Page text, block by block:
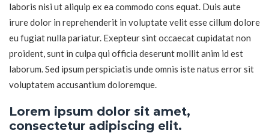
laboris nisi ut aliquip ex ea commodo cons equat. Duis aute
irure dolor in reprehenderit in voluptate velit esse cillum dolore
eu fugiat nulla pariatur. Exepteur sint occaecat cupidatat non
proident, sunt in culpa qui officia deserunt mollit anim id est
laborum. Sed ipsum perspiciatis unde omnis iste natus error sit
voluptatem accusantium doloremque.
Lorem ipsum dolor sit amet,
consectetur adipiscing elit.